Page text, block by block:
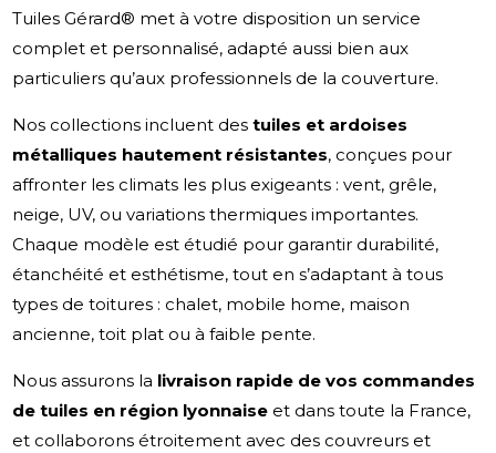
Tuiles Gérard® met à votre disposition un service
complet et personnalisé, adapté aussi bien aux
particuliers qu’aux professionnels de la couverture.
Nos collections incluent destuiles et ardoises
métalliques hautement résistantes, conçues pour
affronter les climats les plus exigeants : vent, grêle,
neige, UV, ou variations thermiques importantes.
Chaque modèle est étudié pour garantir durabilité,
étanchéité et esthétisme, tout en s’adaptant à tous
types de toitures : chalet, mobile home, maison
ancienne, toit plat ou à faible pente.
Nous assurons la livraison rapide de vos commandes
de tuiles en région lyonnaise et dans toute la France,
et collaborons étroitement avec des couvreurs et